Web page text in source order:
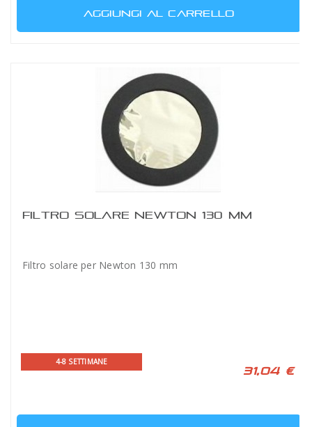
AGGIUNGI AL CARRELLO
FILTRO SOLARE NEWTON 130 MM
Filtro solare per Newton 130 mm
4-8 SETTIMANE
31,04 €